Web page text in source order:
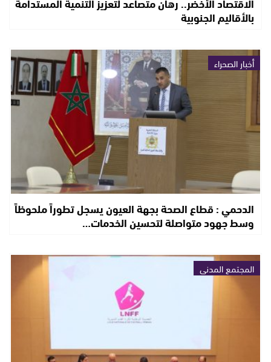
بالأقاليم الجنوبية
أخبار الصحراء
الدحمي : قطاع الصحة بجهة العيون يسجل تطوراً ملحوظاً
وسط جهود متواصلة لتحسين الخدمات…
المجتمع المدني